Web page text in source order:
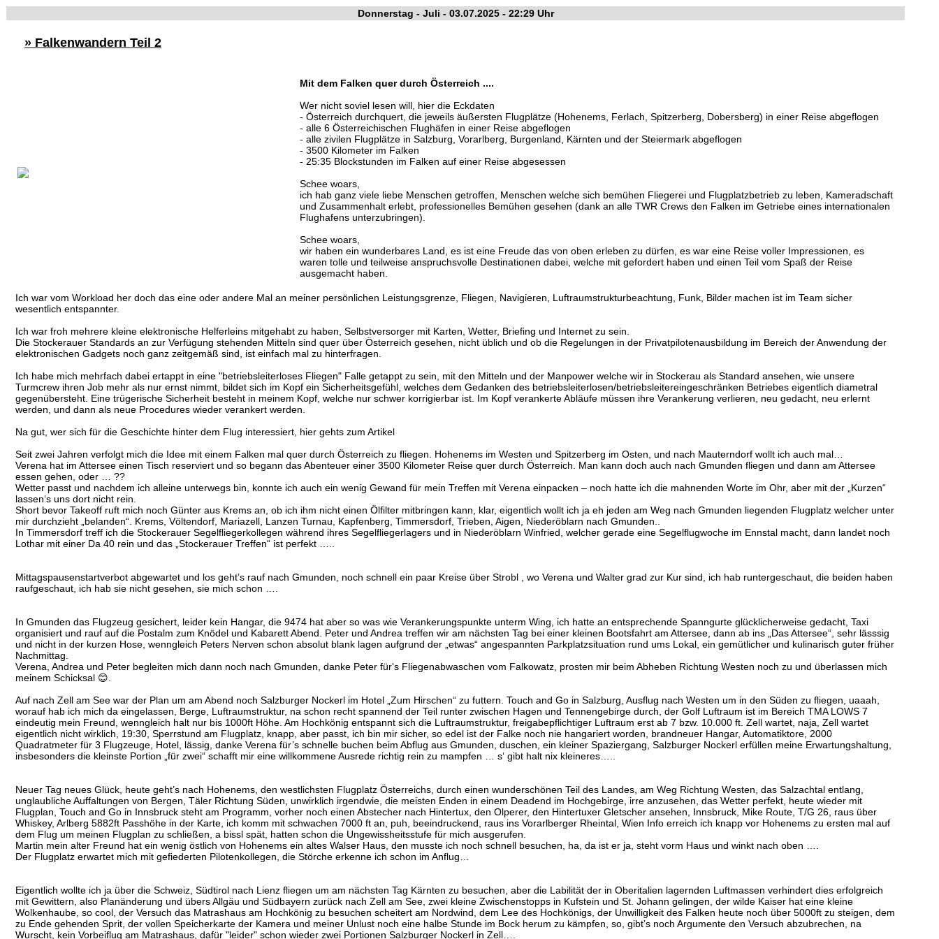
Donnerstag - Juli - 03.07.2025 - 22:29 Uhr
» Falkenwandern Teil 2
Mit dem Falken quer durch Österreich ....
Wer nicht soviel lesen will, hier die Eckdaten
- Österreich durchquert, die jeweils äußersten Flugplätze (Hohenems, Ferlach, Spitzerberg, Dobersberg) in einer Reise abgeflogen
- alle 6 Österreichischen Flughäfen in einer Reise abgeflogen
- alle zivilen Flugplätze in Salzburg, Vorarlberg, Burgenland, Kärnten und der Steiermark abgeflogen
- 3500 Kilometer im Falken
- 25:35 Blockstunden im Falken auf einer Reise abgesessen
Schee woars,
ich hab ganz viele liebe Menschen getroffen, Menschen welche sich bemühen Fliegerei und Flugplatzbetrieb zu leben, Kameradschaft
und Zusammenhalt erlebt, professionelles Bemühen gesehen (dank an alle TWR Crews den Falken im Getriebe eines internationalen
Flughafens unterzubringen).
Schee woars,
wir haben ein wunderbares Land, es ist eine Freude das von oben erleben zu dürfen, es war eine Reise voller Impressionen, es
waren tolle und teilweise anspruchsvolle Destinationen dabei, welche mit gefordert haben und einen Teil vom Spaß der Reise
ausgemacht haben.
Ich war vom Workload her doch das eine oder andere Mal an meiner persönlichen Leistungsgrenze, Fliegen, Navigieren, Luftraumstrukturbeachtung, Funk, Bilder machen ist im Team sicher
wesentlich entspannter.
Ich war froh mehrere kleine elektronische Helferleins mitgehabt zu haben, Selbstversorger mit Karten, Wetter, Briefing und Internet zu sein.
Die Stockerauer Standards an zur Verfügung stehenden Mitteln sind quer über Österreich gesehen, nicht üblich und ob die Regelungen in der Privatpilotenausbildung im Bereich der Anwendung der
elektronischen Gadgets noch ganz zeitgemäß sind, ist einfach mal zu hinterfragen.
Ich habe mich mehrfach dabei ertappt in eine "betriebsleiterloses Fliegen" Falle getappt zu sein, mit den Mitteln und der Manpower welche wir in Stockerau als Standard ansehen, wie unsere
Turmcrew ihren Job mehr als nur ernst nimmt, bildet sich im Kopf ein Sicherheitsgefühl, welches dem Gedanken des betriebsleiterlosen/betriebsleitereingeschränken Betriebes eigentlich diametral
gegenübersteht. Eine trügerische Sicherheit besteht in meinem Kopf, welche nur schwer korrigierbar ist. Im Kopf verankerte Abläufe müssen ihre Verankerung verlieren, neu gedacht, neu erlernt
werden, und dann als neue Procedures wieder verankert werden.
Na gut, wer sich für die Geschichte hinter dem Flug interessiert, hier gehts zum Artikel
Seit zwei Jahren verfolgt mich die Idee mit einem Falken mal quer durch Österreich zu fliegen. Hohenems im Westen und Spitzerberg im Osten, und nach Mauterndorf wollt ich auch mal…
Verena hat im Attersee einen Tisch reserviert und so begann das Abenteuer einer 3500 Kilometer Reise quer durch Österreich. Man kann doch auch nach Gmunden fliegen und dann am Attersee
essen gehen, oder … ??
Wetter passt und nachdem ich alleine unterwegs bin, konnte ich auch ein wenig Gewand für mein Treffen mit Verena einpacken – noch hatte ich die mahnenden Worte im Ohr, aber mit der „Kurzen“
lassen‘s uns dort nicht rein.
Short bevor Takeoff ruft mich noch Günter aus Krems an, ob ich ihm nicht einen Ölfilter mitbringen kann, klar, eigentlich wollt ich ja eh jeden am Weg nach Gmunden liegenden Flugplatz welcher unter
mir durchzieht „belanden“. Krems, Völtendorf, Mariazell, Lanzen Turnau, Kapfenberg, Timmersdorf, Trieben, Aigen, Niederöblarn nach Gmunden..
In Timmersdorf treff ich die Stockerauer Segelfliegerkollegen während ihres Segelfliegerlagers und in Niederöblarn Winfried, welcher gerade eine Segelflugwoche im Ennstal macht, dann landet noch
Lothar mit einer Da 40 rein und das „Stockerauer Treffen“ ist perfekt …..
Mittagspausenstartverbot abgewartet und los geht’s rauf nach Gmunden, noch schnell ein paar Kreise über Strobl , wo Verena und Walter grad zur Kur sind, ich hab runtergeschaut, die beiden haben
raufgeschaut, ich hab sie nicht gesehen, sie mich schon ….
In Gmunden das Flugzeug gesichert, leider kein Hangar, die 9474 hat aber so was wie Verankerungspunkte unterm Wing, ich hatte an entsprechende Spanngurte glücklicherweise gedacht, Taxi
organisiert und rauf auf die Postalm zum Knödel und Kabarett Abend. Peter und Andrea treffen wir am nächsten Tag bei einer kleinen Bootsfahrt am Attersee, dann ab ins „Das Attersee“, sehr lässsig
und nicht in der kurzen Hose, wenngleich Peters Nerven schon absolut blank lagen aufgrund der „etwas“ angespannten Parkplatzsituation rund ums Lokal, ein gemütlicher und kulinarisch guter früher
Nachmittag.
Verena, Andrea und Peter begleiten mich dann noch nach Gmunden, danke Peter für's Fliegenabwaschen vom Falkowatz, prosten mir beim Abheben Richtung Westen noch zu und überlassen mich
meinem Schicksal 😊.
Auf nach Zell am See war der Plan um am Abend noch Salzburger Nockerl im Hotel „Zum Hirschen“ zu futtern. Touch and Go in Salzburg, Ausflug nach Westen um in den Süden zu fliegen, uaaah,
worauf hab ich mich da eingelassen, Berge, Luftraumstruktur, na schon recht spannend der Teil runter zwischen Hagen und Tennengebirge durch, der Golf Luftraum ist im Bereich TMA LOWS 7
eindeutig mein Freund, wenngleich halt nur bis 1000ft Höhe. Am Hochkönig entspannt sich die Luftraumstruktur, freigabepflichtiger Luftraum erst ab 7 bzw. 10.000 ft. Zell wartet, naja, Zell wartet
eigentlich nicht wirklich, 19:30, Sperrstund am Flugplatz, knapp, aber passt, ich bin mir sicher, so edel ist der Falke noch nie hangariert worden, brandneuer Hangar, Automatiktore, 2000
Quadratmeter für 3 Flugzeuge, Hotel, lässig, danke Verena für’s schnelle buchen beim Abflug aus Gmunden, duschen, ein kleiner Spaziergang, Salzburger Nockerl erfüllen meine Erwartungshaltung,
insbesonders die kleinste Portion „für zwei“ schafft mir eine willkommene Ausrede richtig rein zu mampfen … s‘ gibt halt nix kleineres…..
Neuer Tag neues Glück, heute geht’s nach Hohenems, den westlichsten Flugplatz Österreichs, durch einen wunderschönen Teil des Landes, am Weg Richtung Westen, das Salzachtal entlang,
unglaubliche Auffaltungen von Bergen, Täler Richtung Süden, unwirklich irgendwie, die meisten Enden in einem Deadend im Hochgebirge, irre anzusehen, das Wetter perfekt, heute wieder mit
Flugplan, Touch and Go in Innsbruck steht am Programm, vorher noch einen Abstecher nach Hintertux, den Olperer, den Hintertuxer Gletscher ansehen, Innsbruck, Mike Route, T/G 26, raus über
Whiskey, Arlberg 5882ft Passhöhe in der Karte, ich komm mit schwachen 7000 ft an, puh, beeindruckend, raus ins Vorarlberger Rheintal, Wien Info erreich ich knapp vor Hohenems zu ersten mal auf
dem Flug um meinen Flugplan zu schließen, a bissl spät, hatten schon die Ungewissheitsstufe für mich ausgerufen.
Martin mein alter Freund hat ein wenig östlich von Hohenems ein altes Walser Haus, den musste ich noch schnell besuchen, ha, da ist er ja, steht vorm Haus und winkt nach oben ….
Der Flugplatz erwartet mich mit gefiederten Pilotenkollegen, die Störche erkenne ich schon im Anflug…
Eigentlich wollte ich ja über die Schweiz, Südtirol nach Lienz fliegen um am nächsten Tag Kärnten zu besuchen, aber die Labilität der in Oberitalien lagernden Luftmassen verhindert dies erfolgreich
mit Gewittern, also Planänderung und übers Allgäu und Südbayern zurück nach Zell am See, zwei kleine Zwischenstopps in Kufstein und St. Johann gelingen, der wilde Kaiser hat eine kleine
Wolkenhaube, so cool, der Versuch das Matrashaus am Hochkönig zu besuchen scheitert am Nordwind, dem Lee des Hochkönigs, der Unwilligkeit des Falken heute noch über 5000ft zu steigen, dem
zu Ende gehenden Sprit, der vollen Speicherkarte der Kamera und meiner Unlust noch eine halbe Stunde im Bock herum zu kämpfen, so, gibt’s noch Argumente den Versuch abzubrechen, na
Wurscht, kein Vorbeiflug am Matrashaus, dafür "leider" schon wieder zwei Portionen Salzburger Nockerl in Zell….